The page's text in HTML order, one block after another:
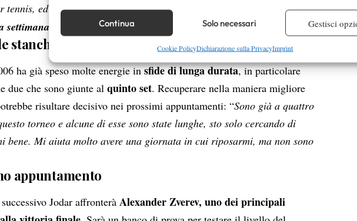
Identificare i dispositivi in base alle informazioni trasmesse automaticamente.
Garantire la sicurezza, prevenire e rilevare frodi, correggere errori,
Erogare e presentare pubblicità e contenuto, Salvare e comunicare le
scelte sulla privacy.
Continua Solo necessari Gestisci
Cookie PolicyDichiarazione sulla PrivacyImprint
tennis, ed è quello che ho fatto.Sono molto contento di come sta
settimana
stanchezza
ha già speso molte energie insfide di lunga durata, in particolare
due che sono giunte alquinto set. Recuperare nella maniera migliore
risultare decisivo nei prossimi appuntamenti: “Sono già a quattro
torneo e alcune di esse sono state lunghe, sto solo cercando di
bene. Mi aiuta molto avere una giornata in cui riposarmi, ma non sono
appuntamento
Jodar affronteràAlexander Zverev, uno dei principali